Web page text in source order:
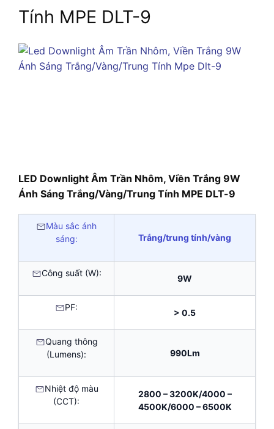
Tính MPE DLT-9
LED Downlight Âm Trần Nhôm, Viền Trắng 9W
Ánh Sáng Trắng/Vàng/Trung Tính MPE DLT-9
Màu sắc ánh
sáng:
Trắng/trung tính/vàng
Công suất (W):
9W
PF:
> 0.5
Quang thông
(Lumens):
990Lm
Nhiệt độ màu
(CCT):
2800 – 3200K/4000 –
4500K/6000 – 6500K